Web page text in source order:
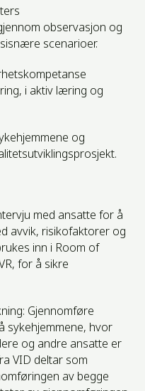
observasjon og
scenarioer.
i aktiv læring og
og
med ansatte for å
avvik, risikofaktorer og
inn i Room of
for å sikre
Gjennomføre
sykehjemmene, hvor
og andre ansatte er
VID deltar som
av begge